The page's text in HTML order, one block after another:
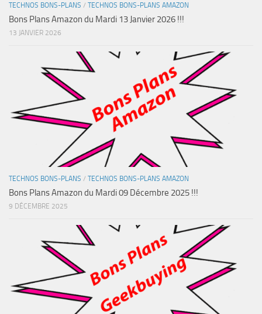
TECHNOS BONS-PLANS / TECHNOS BONS-PLANS AMAZON
Bons Plans Amazon du Mardi 13 Janvier 2026 !!!
13 JANVIER 2026
TECHNOS BONS-PLANS / TECHNOS BONS-PLANS AMAZON
Bons Plans Amazon du Mardi 09 Décembre 2025 !!!
9 DÉCEMBRE 2025